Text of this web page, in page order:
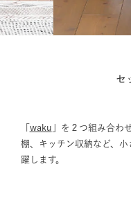
セ
waku 」を２つ組み合わ
棚、キッチン収納など、
躍します。